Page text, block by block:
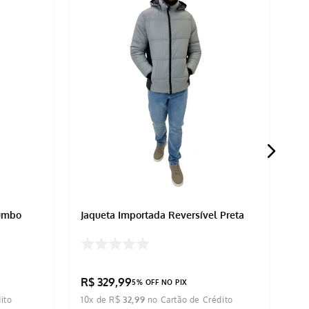
Jaqueta Importada Reversível Preta
R$ 329,995% OFF NO PIX
10x de R$ 32,99